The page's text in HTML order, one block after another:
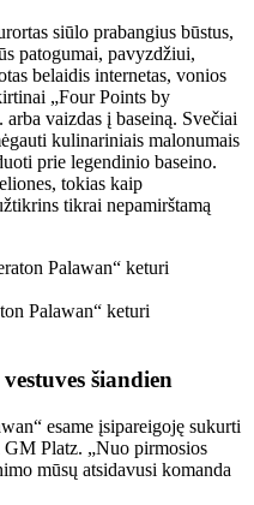
siūlo prabangius būstus,
patogumai, pavyzdžiui,
belaidis internetas, vonios
„Four Points by
vaizdas į baseiną. Svečiai
kulinariniais malonumais
prie legendinio baseino.
tokias kaip
tikrai nepamirštamą
Palawan“ keturi
šiandien
esame įsipareigoję sukurti
GM Platz. „Nuo pirmosios
mūsų atsidavusi komanda